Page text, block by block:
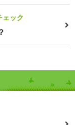
ック